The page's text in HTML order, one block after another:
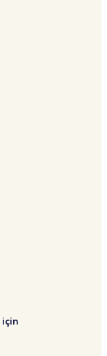
için